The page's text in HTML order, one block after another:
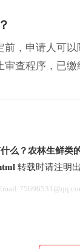
，申请人可
查程序，已缴
么？农林生鲜类
转载时请注明